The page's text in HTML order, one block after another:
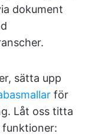
dokument
sätta upp
för
Låt oss titta
funktioner: